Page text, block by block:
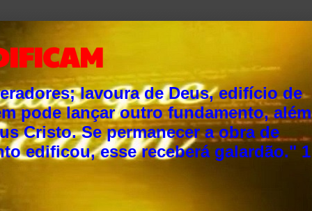
lavoura de Deus, edifício de
pode lançar outro fundamento, além
Cristo. Se permanecer a obra de
edificou, esse receberá galardão." 1